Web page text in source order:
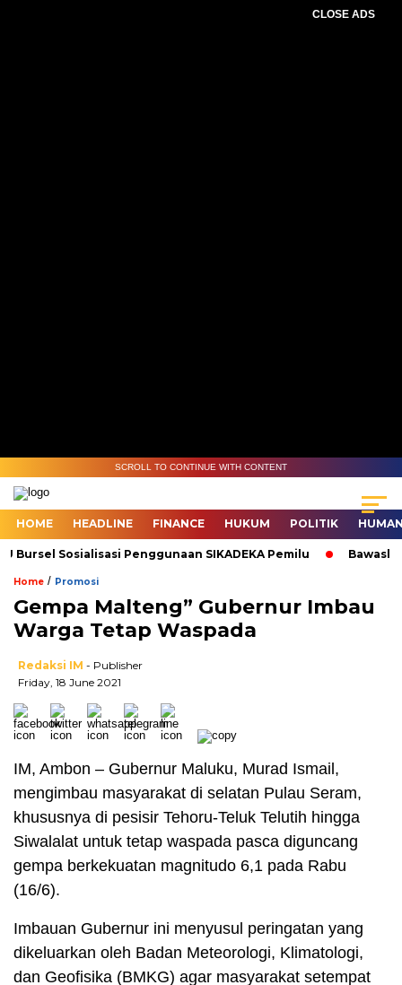
CLOSE ADS
SCROLL TO CONTINUE WITH CONTENT
HOME HEADLINE FINANCE HUKUM POLITIK
Sosialisasi Penggunaan SIKADEKA Pemilu Bawaslu
Home / Promosi
Gempa Malteng” Gubernur Imbau
Warga Tetap Waspada
Redaksi IM - Publisher
Friday, 18 June 2021
IM, Ambon – Gubernur Maluku, Murad Ismail,
mengimbau masyarakat di selatan Pulau Seram,
khususnya di pesisir Tehoru-Teluk Telutih hingga
Siwalalat untuk tetap waspada pasca diguncang
gempa berkekuatan magnitudo 6,1 pada Rabu
(16/6).
Imbauan Gubernur ini menyusul peringatan yang
dikeluarkan oleh Badan Meteorologi, Klimatologi,
dan Geofisika (BMKG) agar masyarakat setempat